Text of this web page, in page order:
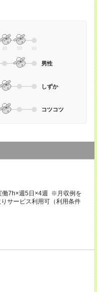
40 50 60
男性
しずか
コツコツ
7h×週5日×4週 ※月収例を
サービス利用可（利用条件